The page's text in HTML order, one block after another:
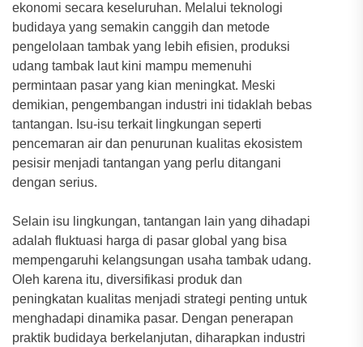
ekonomi secara keseluruhan. Melalui teknologi
budidaya yang semakin canggih dan metode
pengelolaan tambak yang lebih efisien, produksi
udang tambak laut kini mampu memenuhi
permintaan pasar yang kian meningkat. Meski
demikian, pengembangan industri ini tidaklah bebas
tantangan. Isu-isu terkait lingkungan seperti
pencemaran air dan penurunan kualitas ekosistem
pesisir menjadi tantangan yang perlu ditangani
dengan serius.
Selain isu lingkungan, tantangan lain yang dihadapi
adalah fluktuasi harga di pasar global yang bisa
mempengaruhi kelangsungan usaha tambak udang.
Oleh karena itu, diversifikasi produk dan
peningkatan kualitas menjadi strategi penting untuk
menghadapi dinamika pasar. Dengan penerapan
praktik budidaya berkelanjutan, diharapkan industri